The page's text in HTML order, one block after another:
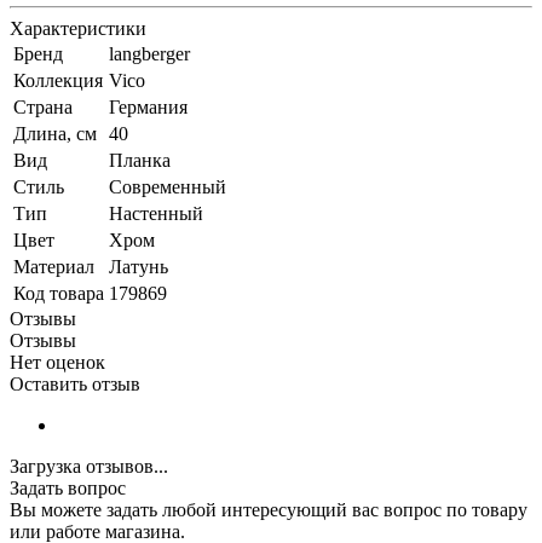
Характеристики
Бренд
langberger
Коллекция Vico
Страна
Германия
Длина, см 40
Вид
Планка
Стиль
Современный
Тип
Настенный
Цвет
Хром
Материал
Латунь
Код товара 179869
Отзывы
Отзывы
Нет оценок
Оставить отзыв
Загрузка отзывов...
Задать вопрос
Вы можете задать любой интересующий вас вопрос по товару
или работе магазина.